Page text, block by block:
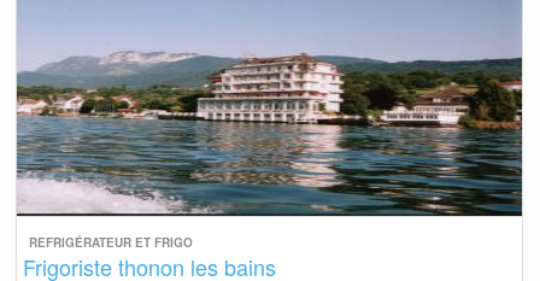
REFRIGÉRATEUR ET FRIGO
Frigoriste thonon les bains